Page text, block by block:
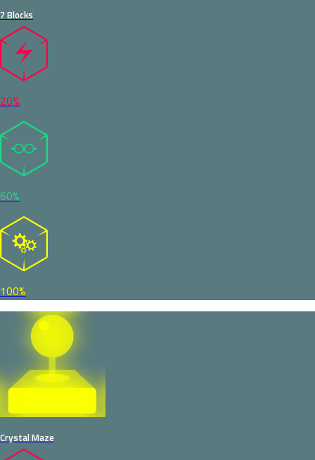
7 Blocks
20%
60%
100%
Crystal Maze